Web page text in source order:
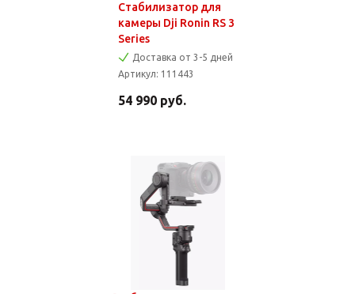
Стабилизатор для
камеры Dji Ronin RS 3
Series
Доставка от 3-5 дней
Артикул: 111443
54 990 руб.